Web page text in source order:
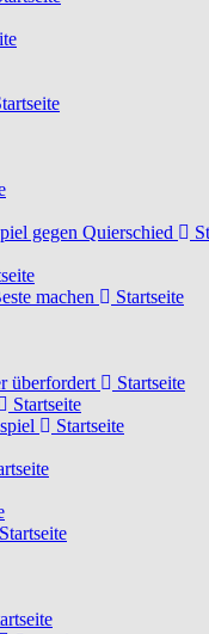
gegen Quierschied
machen
Startseite
überfordert
Startseite
Startseite
Startseite
Startseite